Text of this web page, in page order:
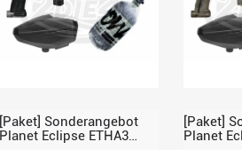
[Paket] Sonderangebot
Planet Eclipse ETHA3
[Paket]
Planet